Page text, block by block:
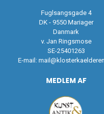
Fuglsangsgade 4
DK - 9550 Mariager
Danmark
v. Jan Ringsmose
SE-25401263
E-mail:
MEDLEM AF